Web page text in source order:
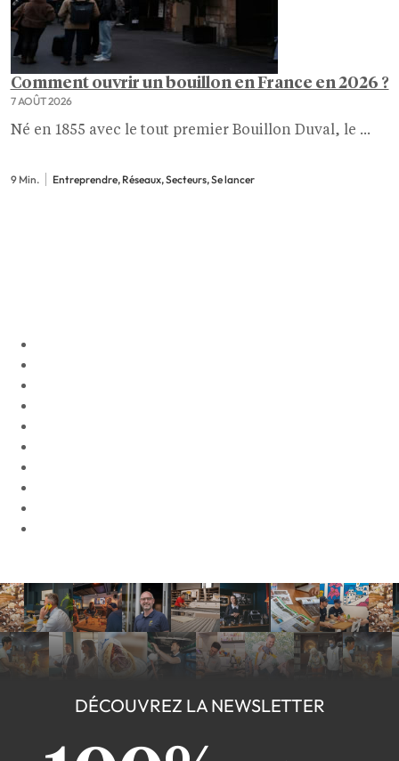
Comment ouvrir un bouillon en France en 2026 ?
7 AOÛT 2026
Né en 1855 avec le tout premier Bouillon Duval, le ...
9 Min. Entreprendre, Réseaux, Secteurs, Se lancer
DÉCOUVREZ LA NEWSLETTER